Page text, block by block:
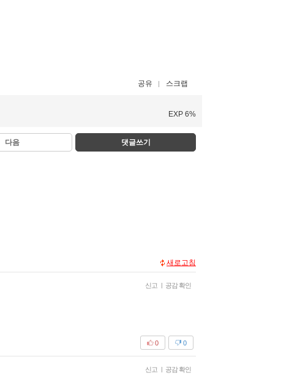
공유 스크랩
EXP 6%
다음 댓글쓰기
새로고침
신고 | 공감 확인
0
0
신고 | 공감 확인